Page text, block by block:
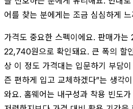
어를 찾는 분에게는 조금 심심하게
가격도 중요한 스펙이에요. 판매가
22,740원으로 확인돼요. 큰 폭의 할
상 이 정도 가격대는 입문하기 부담
즌 편하게 입고 교체하겠다”는 생각
와요. 홈웨어는 내구성과 착용 빈도